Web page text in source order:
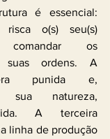
é essencial:
o(s) seu(s)
os
suas ordens. A
era punida e,
sua natureza,
A terceira
linha de produção